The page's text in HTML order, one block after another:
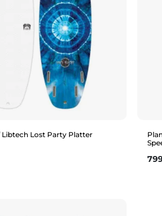
Libtech Lost Party Platter